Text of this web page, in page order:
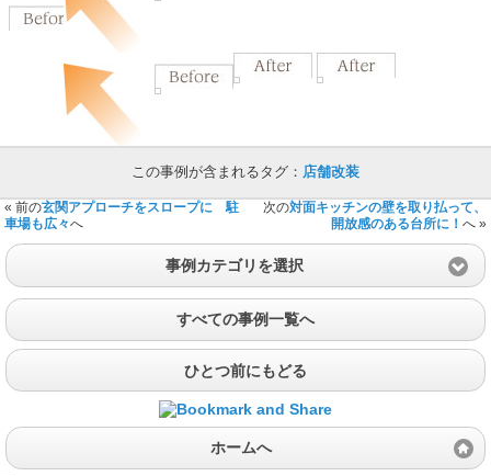
この事例が含まれるタグ： 店舗改装
« 前の玄関アプローチをスロープに 駐
車場も広々へ
次の対面キッチンの壁を取り払って、
開放感のある台所に！ へ »
事例カテゴリを選択
すべての事例一覧へ
ひとつ前にもどる
ホームへ